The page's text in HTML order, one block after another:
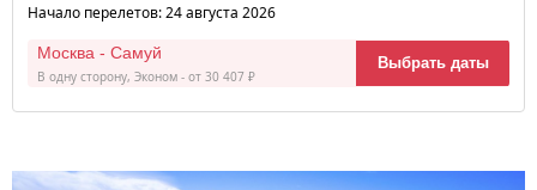
Начало перелетов: 24 августа 2026
Москва - Самуй
В одну сторону, Эконом - от 30 407 ₽
Выбрать даты